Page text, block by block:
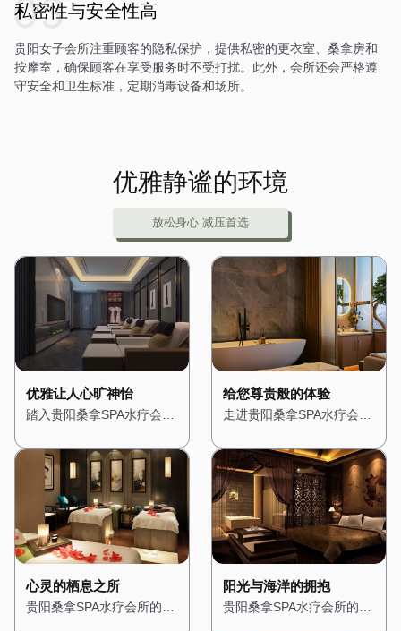
私密性与安全性高
贵阳女子会所注重顾客的隐私保护，提供私密的更衣室、桑拿房和
按摩室，确保顾客在享受服务时不受打扰。此外，会所还会严格遵
守安全和卫生标准，定期消毒设备和场所。
优雅静谧的环境
放松身心 减压首选
优雅让人心旷神怡
踏入贵阳桑拿SPA水疗会
绿洲。会所位于城市的中心
地带，却巧妙地隔绝了外界
的喧嚣。一进门，便被满眼
的绿植所吸引，仿佛置身于
热带雨林之中。墙壁上爬满
了青藤，空气中弥漫着淡淡
的薰衣草香，让人心旷神
怡。 会所的装修风格融合
了自然与现代元素，木质的
给您尊贵般的体验
走进贵阳桑拿SPA水疗会
宫殿。从大门开始，便能感
受到浓浓的贵族气息。高挑
的天花板上悬挂着华丽的水
晶吊灯，散发出柔和而璀璨
的光芒。墙壁上装饰着精美
的壁画，描绘着古罗马的神
话故事，让人仿佛穿越时
空。 会所的装修风格融合
了古典与现代元素，大理石
心灵的栖息之所
贵阳桑拿SPA水疗会所的设
阳光与海洋的拥抱
贵阳桑拿SPA水疗会所的设